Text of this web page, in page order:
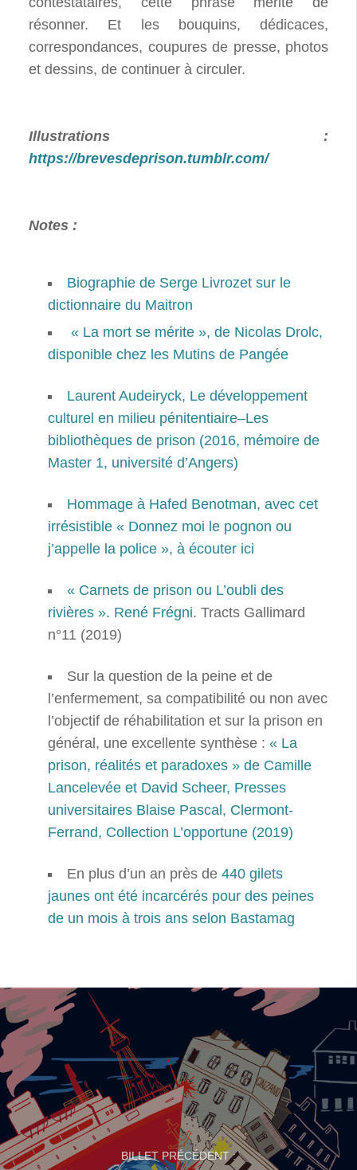
résonner. Et les bouquins, dédicaces,
correspondances, coupures de presse, photos
et dessins, de continuer à circuler.
Illustrations :
https://brevesdeprison.tumblr.com/
Notes :
Biographie de Serge Livrozet sur le
dictionnaire du Maitron
« La mort se mérite », de Nicolas Drolc,
disponible chez les Mutins de Pangée
Laurent Audeiryck, Le développement
culturel en milieu pénitentiaire–Les
bibliothèques de prison (2016, mémoire de
Master 1, université d’Angers)
Hommage à Hafed Benotman, avec cet
irrésistible « Donnez moi le pognon ou
j’appelle la police », à écouter ici
« Carnets de prison ou L’oubli des
rivières ». René Frégni. Tracts Gallimard
n°11 (2019)
Sur la question de la peine et de
l’enfermement, sa compatibilité ou non avec
l’objectif de réhabilitation et sur la prison en
général, une excellente synthèse : « La
prison, réalités et paradoxes » de Camille
Lancelevée et David Scheer, Presses
universitaires Blaise Pascal, Clermont-
Ferrand, Collection L’opportune (2019)
En plus d’un an près de 440 gilets
jaunes ont été incarcérés pour des peines
de un mois à trois ans selon Bastamag
BILLET PRÉCÉDENT :